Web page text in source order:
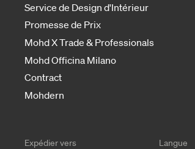
Service de Design d'Intérieur
Promesse de Prix
Mohd X Trade & Professionals
Mohd Officina Milano
Contract
Mohdern
Expédier vers Langue